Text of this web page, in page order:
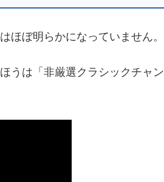
ほぼ明らかになっていません。
うは「非厳選クラシックチャン